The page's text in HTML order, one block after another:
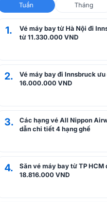
Tuần Tháng
1.
Vé máy bay từ Hà Nội đi
từ 11.330.000 VND
2.
Vé máy bay đi Innsbruck
16.000.000 VND
3.
Các hạng vé All Nippon
dẫn chi tiết 4 hạng ghế
4.
Săn vé máy bay từ TP
18.816.000 VND